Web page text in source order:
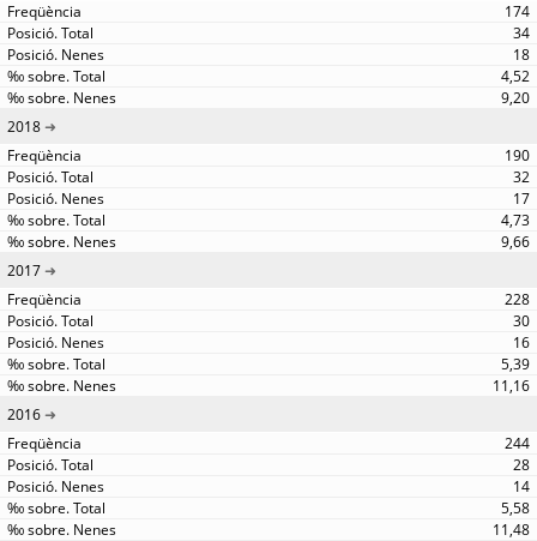
174
34
18
4,52
9,20
2018
190
32
17
4,73
9,66
2017
228
30
16
5,39
11,16
2016
244
28
14
5,58
11,48